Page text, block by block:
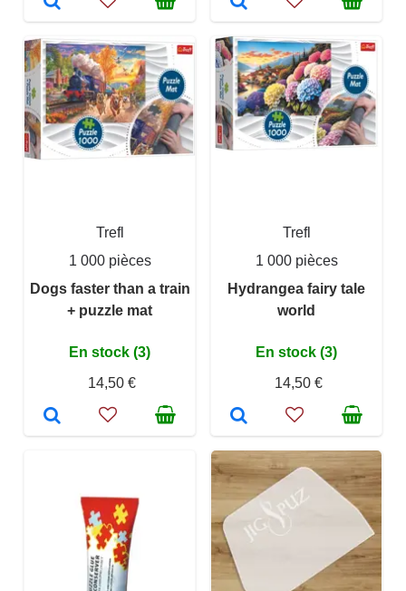
Trefl
1 000 pièces
Dogs faster than a train
+ puzzle mat
En stock (3)
14,50 €
Trefl
1 000 pièces
Hydrangea fairy tale
world
En stock (3)
14,50 €